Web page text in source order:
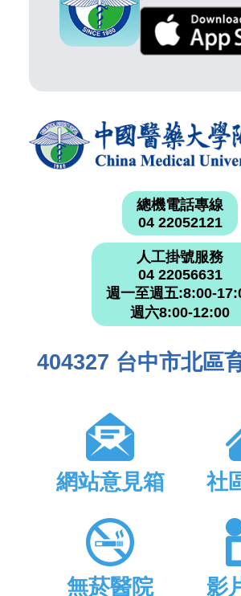
總機電話專線
04 22052121
人工掛號服務
04 22056631
週一至週五:8:00-
週六8:00-12:00
404327 台中市北區
網站意見箱 社
無菸醫院 影